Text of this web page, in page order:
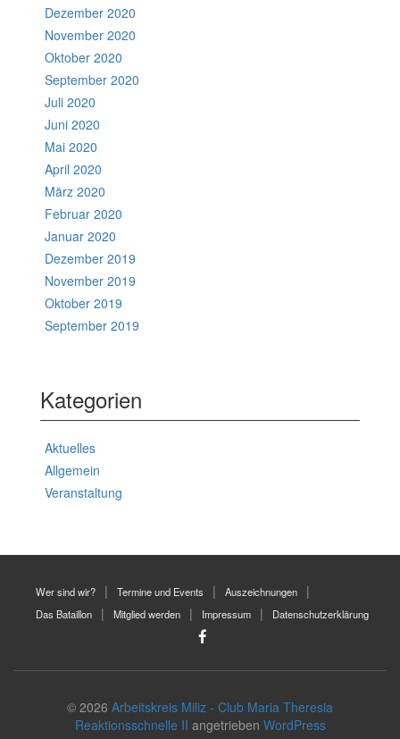
Dezember 2020
November 2020
Oktober 2020
September 2020
Juli 2020
Juni 2020
Mai 2020
April 2020
März 2020
Februar 2020
Januar 2020
Dezember 2019
November 2019
Oktober 2019
September 2019
Kategorien
Aktuelles
Allgemein
Veranstaltung
Wer sind wir? Termine und Events
Auszeichnungen
Das Bataillon
Mitglied werden Impressum Datenschutzerklärung
© 2026 Arbeitskreis Miliz - Club Maria Theresia
Reaktionsschnelle II angetrieben WordPress